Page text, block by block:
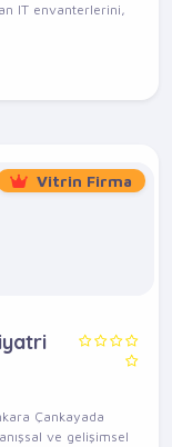
IT envanterlerini,
Vitrin Firma
Çankayada
ve gelişimsel